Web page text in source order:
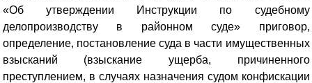
«Об утверждении Инструкции по судебному
делопроизводству в районном суде» приговор,
определение, постановление суда в части имущественных
взысканий (взыскание ущерба, причиненного
преступлением, в случаях назначения судом конфискации